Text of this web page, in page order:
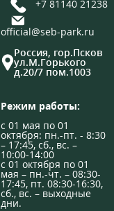
+7 81140 21238
official@seb-park.ru
Россия, гор.Псков
ул.М.Горького
д.20/7 пом.1003
Режим работы:
с 01 мая по 01
октября: пн.-пт. - 8:30
– 17:45, сб., вс. –
10:00-14:00
с 01 октября по 01
мая – пн.-чт. – 08:30-
17:45, пт. 08:30-16:30,
сб., вс. – выходные
дни.